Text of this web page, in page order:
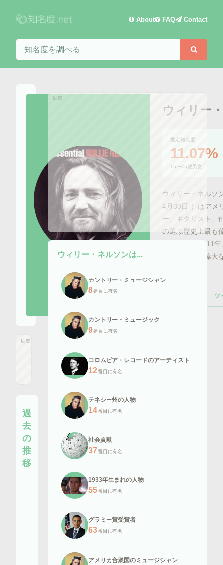
About FAQ Contact
知名度を検索
ウィリー
推定知名度
11.07%
15〜75歳男女
ウィリー・ネルソ
4月30日-）はアメ
ー、ギタリスト、
の選ぶ歴史上最も
て第88位。2011
ぶ歴史上最も偉大
ツ
広告
過
去
の
推
移
広告
ウィリー・ネルソンは...
カントリー・ミュージシャン
8番目に有名
カントリー・ミュージック
9番目に有名
コロムビア・レコードのアーティスト
12番目に有名
テネシー州の人物
14番目に有名
社会貢献
37番目に有名
1933年生まれの人物
55番目に有名
グラミー賞受賞者
63番目に有名
アメリカ合衆国のミュージシャン